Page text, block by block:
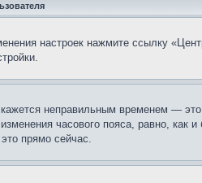
настроек нажмите ссылку
неправильным временем —
часового пояса, равно, как
прямо сейчас.